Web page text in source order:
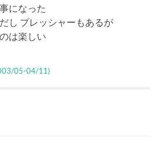
になった
し プレッシャーもあるが
は楽しい
05-04/11)